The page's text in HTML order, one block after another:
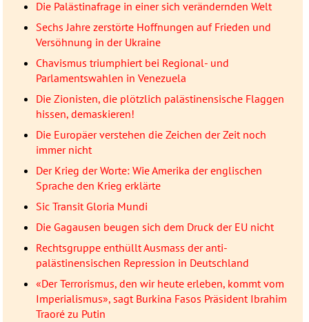
Die Palästinafrage in einer sich verändernden Welt
Sechs Jahre zerstörte Hoffnungen auf Frieden und
Versöhnung in der Ukraine
Chavismus triumphiert bei Regional- und
Parlamentswahlen in Venezuela
Die Zionisten, die plötzlich palästinensische Flaggen
hissen, demaskieren!
Die Europäer verstehen die Zeichen der Zeit noch
immer nicht
Der Krieg der Worte: Wie Amerika der englischen
Sprache den Krieg erklärte
Sic Transit Gloria Mundi
Die Gagausen beugen sich dem Druck der EU nicht
Rechtsgruppe enthüllt Ausmass der anti-
palästinensischen Repression in Deutschland
«Der Terrorismus, den wir heute erleben, kommt vom
Imperialismus», sagt Burkina Fasos Präsident Ibrahim
Traoré zu Putin